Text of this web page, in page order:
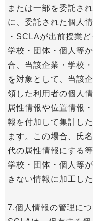
または一部を委託さ
に、委託された個人
・SCLAが出前授業
学校・団体・個人等
合、当該企業・学校
を対象として、当該
領した利用者の個人
属性情報や位置情報
報を付加して集計し
ます。この場合、氏
代の属性情報にする
学校・団体・個人等
きない情報に加工し
7.個人情報の管理につ